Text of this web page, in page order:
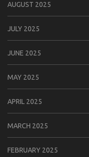
AUGUST 2025
JULY 2025
JUNE 2025
MAY 2025
APRIL 2025
MARCH 2025
FEBRUARY 2025